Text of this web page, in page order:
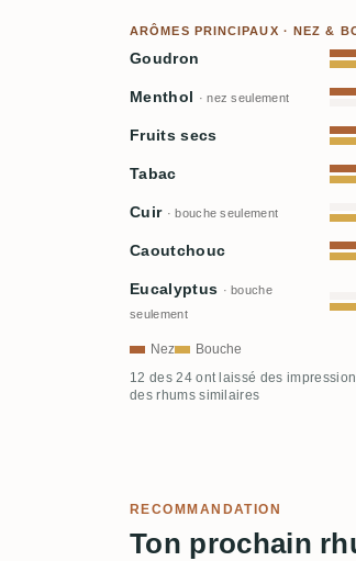
ARÔMES PRINCIPAUX · NEZ &
Goudron
Menthol · nez seulement
Fruits secs
Tabac
Cuir · bouche seulement
Caoutchouc
Eucalyptus · bouche
seulement
Nez Bouche
12 des 24 ont laissé des
des rhums similaires
RECOMMANDATION
Ton prochain